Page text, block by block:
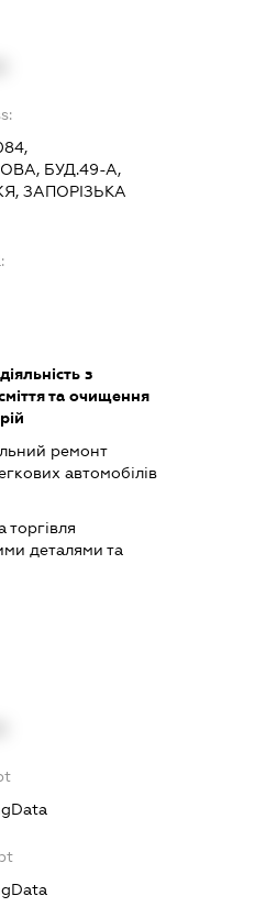
БУД.49-А,
ЗАПОРІЗЬКА
з
та очищення
ремонт
автомобілів
торгівля
деталями та